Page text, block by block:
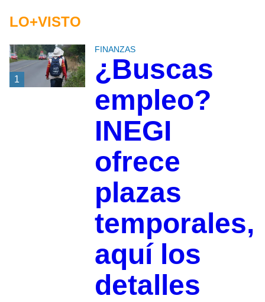
LO+VISTO
1
FINANZAS
¿Buscas
empleo?
INEGI
ofrece
plazas
temporales,
aquí los
detalles